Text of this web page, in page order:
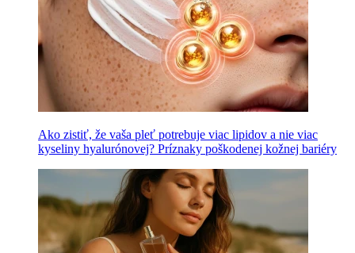
Ako zistiť, že vaša pleť potrebuje viac lipidov a nie viac
kyseliny hyalurónovej? Príznaky poškodenej kožnej bariéry